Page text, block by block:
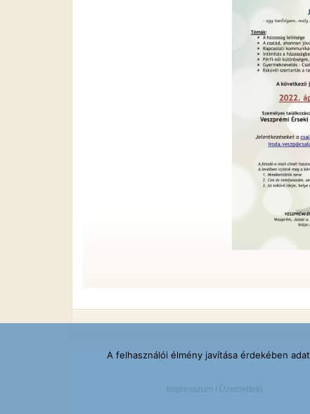
Impresszum / Üzemeltető
A felhasználói élmény javítása érdekében